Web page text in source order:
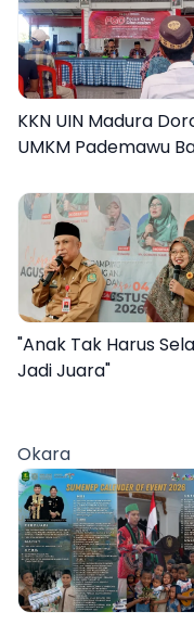
KKN UIN Madura
UMKM Pademawu
"Anak Tak Harus
Jadi Juara"
Okara